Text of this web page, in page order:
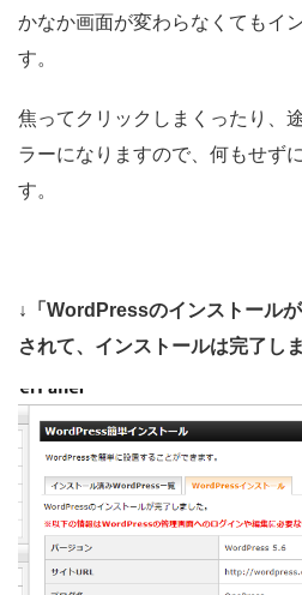
かなか画面が変わらなくてもイ
す。
焦ってクリックしまくったり、
ラーになりますので、何もせず
す。
↓「WordPressのインストール
されて、インストールは完了しま